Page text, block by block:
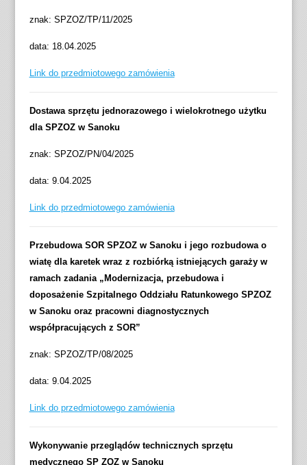
znak: SPZOZ/TP/11/2025
data: 18.04.2025
Link do przedmiotowego zamówienia
Dostawa sprzętu jednorazowego i wielokrotnego użytku
dla SPZOZ w Sanoku
znak: SPZOZ/PN/04/2025
data: 9.04.2025
Link do przedmiotowego zamówienia
Przebudowa SOR SPZOZ w Sanoku i jego rozbudowa o
wiatę dla karetek wraz z rozbiórką istniejących garaży w
ramach zadania „Modernizacja, przebudowa i
doposażenie Szpitalnego Oddziału Ratunkowego SPZOZ
w Sanoku oraz pracowni diagnostycznych
współpracujących z SOR”
znak: SPZOZ/TP/08/2025
data: 9.04.2025
Link do przedmiotowego zamówienia
Wykonywanie przeglądów technicznych sprzętu
medycznego SP ZOZ w Sanoku